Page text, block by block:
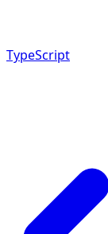
TypeScript